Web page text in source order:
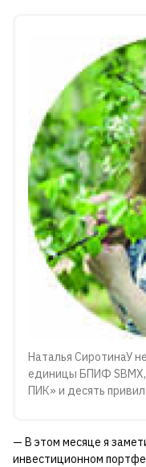
Наталья СиротинаУ
единицы БПИФ SBMX,
ПИК» и десять
— В этом месяце я
инвестиционном